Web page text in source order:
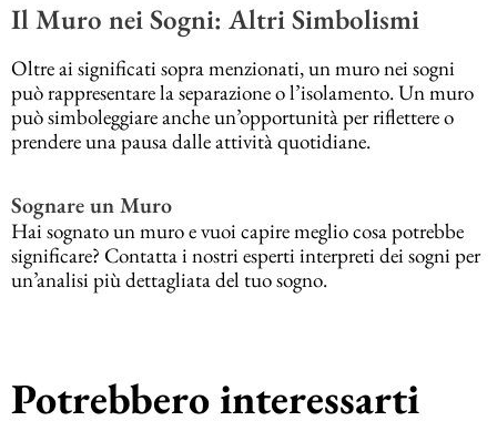
Il Muro nei Sogni: Altri Simbolismi
Oltre ai significati sopra menzionati, un muro nei sogni
può rappresentare la separazione o l’isolamento. Un muro
può simboleggiare anche un’opportunità per riflettere o
prendere una pausa dalle attività quotidiane.
Sognare un Muro
Hai sognato un muro e vuoi capire meglio cosa potrebbe
significare? Contatta i nostri esperti interpreti dei sogni per
un’analisi più dettagliata del tuo sogno.
Potrebbero interessarti